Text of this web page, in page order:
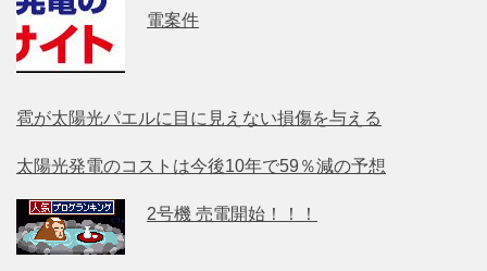
電案件
雹が太陽光パエルに目に見えない損傷を与える
太陽光発電のコストは今後10年で59％減の予想
2号機 売電開始！！！